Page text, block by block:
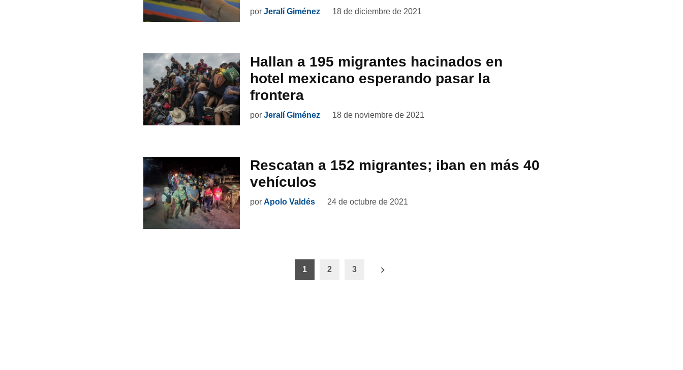
por Jeralí Giménez 18 de diciembre de 2021
Hallan a 195 migrantes hacinados en
hotel mexicano esperando pasar la
frontera
por Jeralí Giménez 18 de noviembre de 2021
Rescatan a 152 migrantes; iban en más 40
vehículos
por Apolo Valdés 24 de octubre de 2021
1 2 3